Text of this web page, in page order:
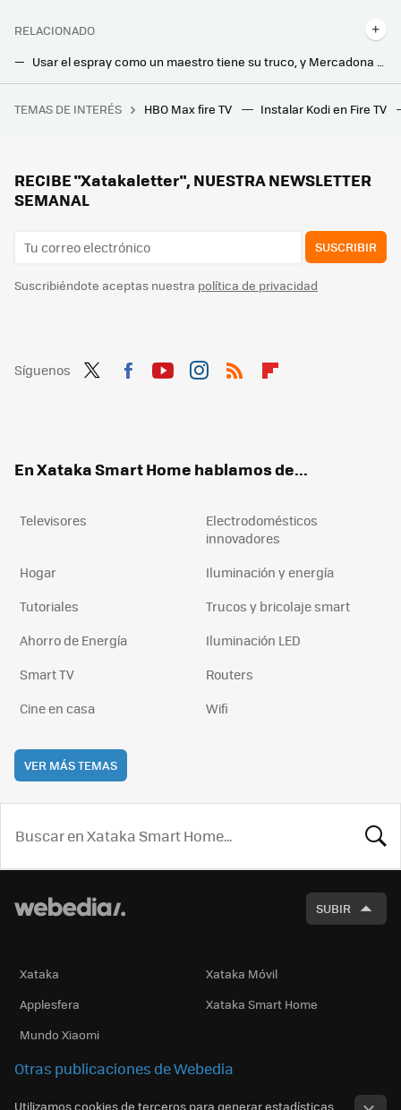
RELACIONADO
Usar el espray como un maestro tiene su truco, y Mercadona nos lo ha desvelado en este vídeo. Así hay que hacerlo
Las fábricas ya calientan motores para el iPhone 20 y el regreso del cristal huele a pura nostalgia
TEMAS DE INTERÉS HBO Max fire TV Instalar Kodi en Fire TV
RECIBE "Xatakaletter", NUESTRA NEWSLETTER
SEMANAL
SUSCRIBIR
Suscribiéndote aceptas nuestra política de privacidad
Síguenos
En Xataka Smart Home hablamos de...
Televisores
Electrodomésticos
innovadores
Hogar
Iluminación y energía
Tutoriales
Trucos y bricolaje smart
Ahorro de Energía
Iluminación LED
Smart TV
Routers
Cine en casa
Wifi
VER MÁS TEMAS
SUBIR
Xataka
Xataka Móvil
Applesfera
Xataka Smart Home
Mundo Xiaomi
Otras publicaciones de Webedia
Utilizamos cookies de terceros para generar estadísticas